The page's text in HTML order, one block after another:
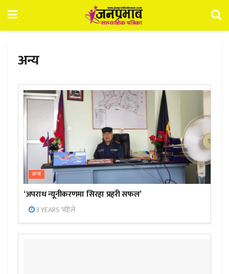
अन्य
अन्य
‘अपराध न्यूनीकरणमा सिरहा प्रहरी सफल’
3 YEARS पहिले